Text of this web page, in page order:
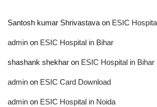
Santosh kumar Shrivastava on ESIC
admin on ESIC Hospital in Bihar
shashank shekhar on ESIC Hospital in Bihar
admin on ESIC Card Download
admin on ESIC Hospital in Noida